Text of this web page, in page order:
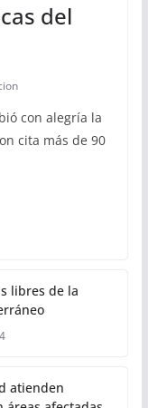
del
con alegría la
cita más de 90
libres de la
atienden